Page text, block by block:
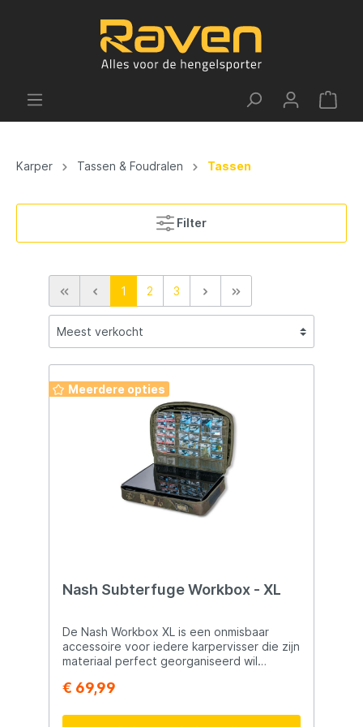
Karper Tassen & Foudralen Tassen
Filter
1 2 3
Meerdere opties
Nash Subterfuge Workbox - XL
De Nash Workbox XL is een onmisbaar
accessoire voor iedere karpervisser die zijn
materiaal perfect georganiseerd wil
de meest geliefde Nash-producten ooit,
opbergoplossing voor al je terminal tackle-
€ 69,99